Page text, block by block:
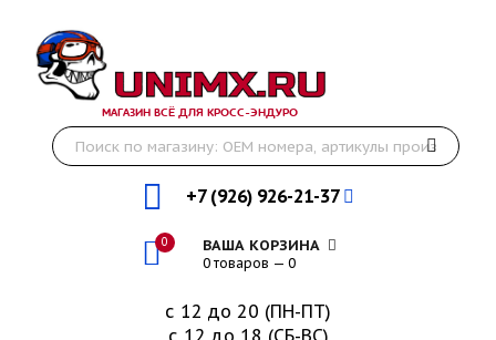
МАГАЗИН ВСЁ ДЛЯ КРОСС-ЭНДУРО
+7 (926) 926-21-37
0 ВАША КОРЗИНА
0 товаров — 0
с 12 до 20 (ПН-ПТ)
с 12 до 18 (СБ-ВС)